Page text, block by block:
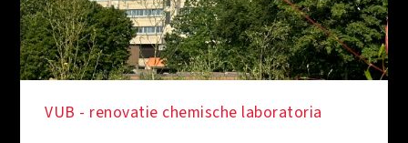
VUB - renovatie chemische laboratoria